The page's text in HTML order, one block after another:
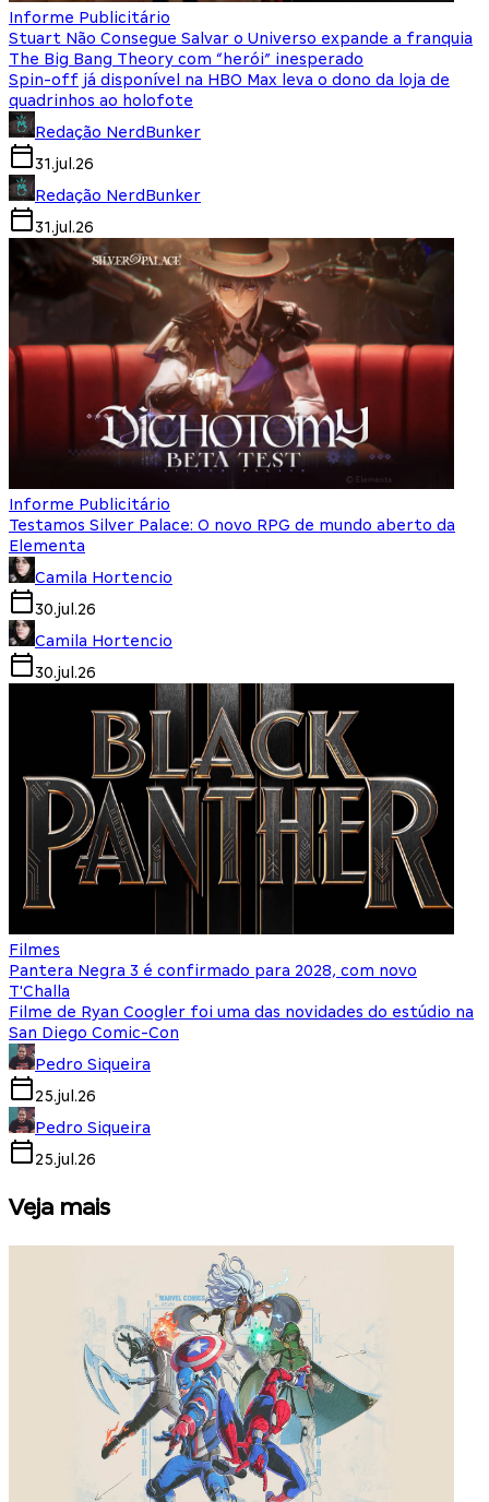
Informe Publicitário
Stuart Não Consegue Salvar o Universo expande a franquia
The Big Bang Theory com “herói” inesperado
Spin-off já disponível na HBO Max leva o dono da loja de
quadrinhos ao holofote
Redação NerdBunker
31.jul.26
Redação NerdBunker
31.jul.26
Informe Publicitário
Testamos Silver Palace: O novo RPG de mundo aberto da
Elementa
Camila Hortencio
30.jul.26
Camila Hortencio
30.jul.26
Filmes
Pantera Negra 3 é confirmado para 2028, com novo
T'Challa
Filme de Ryan Coogler foi uma das novidades do estúdio na
San Diego Comic-Con
Pedro Siqueira
25.jul.26
Pedro Siqueira
25.jul.26
Veja mais